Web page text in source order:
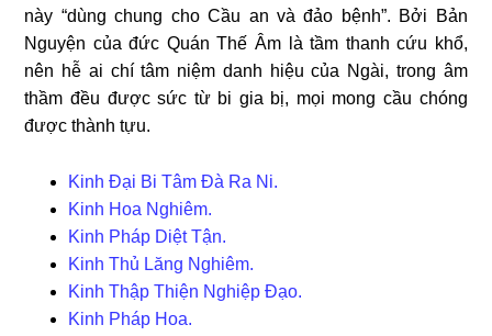
này “dùng chung cho Cầu an và đảo bệnh”. Bởi Bản
Nguyện của đức Quán Thế Âm là tầm thanh cứu khổ,
nên hễ ai chí tâm niệm danh hiệu của Ngài, trong âm
thầm đều được sức từ bi gia bị, mọi mong cầu chóng
được thành tựu.
Kinh Đại Bi Tâm Đà Ra Ni.
Kinh Hoa Nghiêm.
Kinh Pháp Diệt Tận.
Kinh Thủ Lăng Nghiêm.
Kinh Thập Thiện Nghiệp Đạo.
Kinh Pháp Hoa.